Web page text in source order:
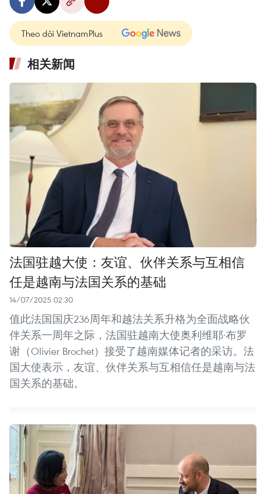
Theo dõi VietnamPlus
相关新闻
法国驻越大使：友谊、伙伴关系与互相信
任是越南与法国关系的基础
14/07/2025 02:30
值此法国国庆236周年和越法关系升格为全面战略伙
伴关系一周年之际，法国驻越南大使奥利维耶·布罗
谢（Olivier Brochet）接受了越南媒体记者的采访。法
国大使表示，友谊、伙伴关系与互相信任是越南与法
国关系的基础。